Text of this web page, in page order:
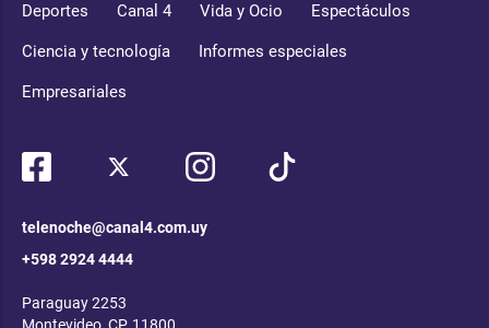
Deportes Canal 4 Vida y Ocio Espectáculos
Ciencia y tecnología Informes especiales
Empresariales
telenoche@canal4.com.uy
+598 2924 4444
Paraguay 2253